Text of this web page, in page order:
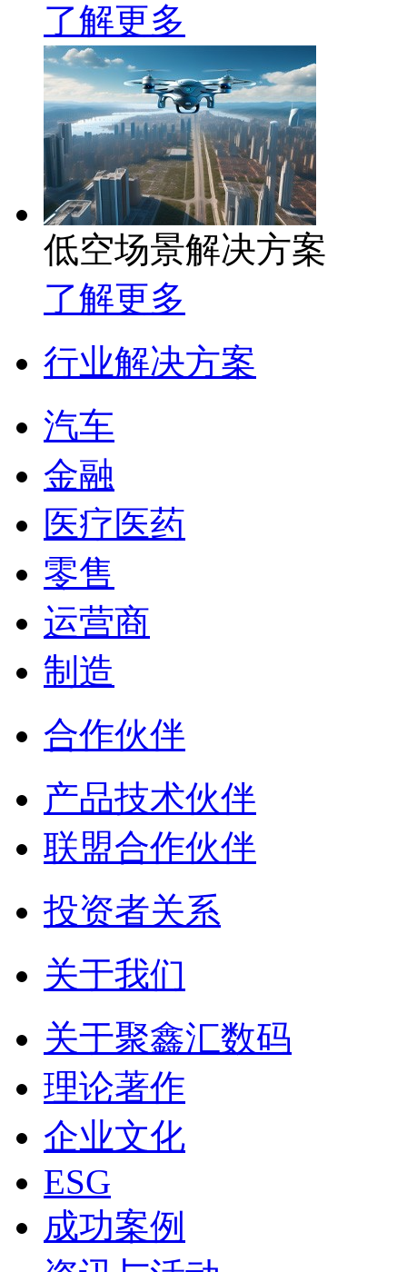
了解更多
低空场景解决方案
了解更多
行业解决方案
汽车
金融
医疗医药
零售
运营商
制造
合作伙伴
产品技术伙伴
联盟合作伙伴
投资者关系
关于我们
关于聚鑫汇数码
理论著作
企业文化
ESG
成功案例